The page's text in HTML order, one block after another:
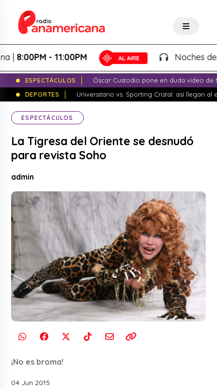
8:00PM - 11:00PM Noches de
ESPECTÁCULOS
Óscar Custodio pone en duda video de
DEPORTES
Universitario vs. Sporting Cristal: así llegan al
ESPECTÁCULOS
La Tigresa del Oriente se desnudó
para revista Soho
admin
¡No es broma‬!
04 Jun 2015